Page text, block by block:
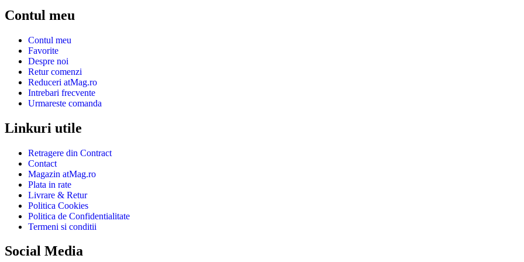
Contul meu
Contul meu
Favorite
Despre noi
Retur comenzi
Reduceri atMag.ro
Intrebari frecvente
Urmareste comanda
Linkuri utile
Retragere din Contract
Contact
Magazin atMag.ro
Plata in rate
Livrare & Retur
Politica Cookies
Politica de Confidentialitate
Termeni si conditii
Social Media